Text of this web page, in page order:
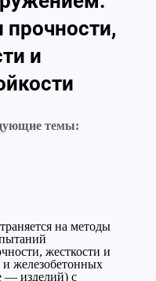
и
темы:
на методы
жесткости и
железобетонных
— изделий) с